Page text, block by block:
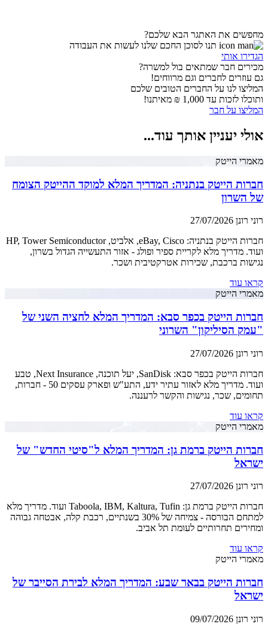
מחפשים את האתגר הבא שלכם?
תנו לסוכן החכם שלנו לעשות את העבודה
הגדירו אותי
מכירים חבר שמתאים בול למשרה?
גם עוזרים לחברים וגם מרווחים!
המליצו לנו על החברים הטובים שלכם
ותוכלו לזכות עד 1,000 ₪ מאיתנו!
המליצו על חבר
אולי יעניין אותך עוד...
מאמרי הייטק
חברות הייטק בנתניה: המדריך המלא למוקד ההייטק הצומח
של השרון
רוני רונן 27/07/2026
חברות הייטק בנתניה: eBay, Cisco, אלביט, HP, Tower Semiconductor
ועוד. מדריך מלא לקריית ספיר ופולג - אזור התעשייה הגדול בשרון,
נגישות ברכבת, שכירות אטרקטיבית ושכר.
קראו עוד
מאמרי הייטק
חברות הייטק בכפר סבא: המדריך המלא לחציה השני של
"עמק הסיליקון" השרוני
רוני רונן 27/07/2026
חברות הייטק בכפר סבא: SanDisk, יעל תוכנה, Next Insurance, טבע
ועוד. מדריך מלא לאזור עתיר ידע, התע"ש ופארק עסקים 50 - חברות,
תחומים, שכר, נגישות והקשר לרעננה.
קראו עוד
מאמרי הייטק
חברות הייטק ברמת גן: המדריך המלא ל"סיטי החדש" של
ישראל
רוני רונן 27/07/2026
חברות הייטק ברמת גן: Taboola, IBM, Kaltura, Tufin ועוד. מדריך מלא
למתחם הבורסה - צמיחה של 30% בשנתיים, רכבת קלה, אבטחה גבוהה
ומחירים תחרותיים לעומת תל אביב.
קראו עוד
מאמרי הייטק
חברות הייטק בבאר שבע: המדריך המלא לבירת הסייבר של
ישראל
רוני רונן 09/07/2026